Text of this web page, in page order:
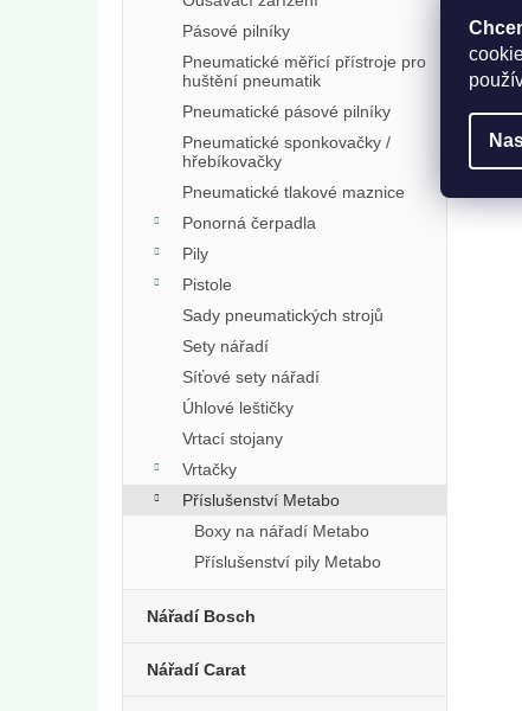
Pásové pilníky
Pneumatické měřicí přístroje pro
huštění pneumatik
Pneumatické pásové pilníky
Pneumatické sponkovačky /
hřebíkovačky
Pneumatické tlakové maznice
Ponorná čerpadla
Pily
Pistole
Sady pneumatických strojů
Sety nářadí
Síťové sety nářadí
Úhlové leštičky
Vrtací stojany
Vrtačky
Příslušenství Metabo
Boxy na nářadí Metabo
Příslušenství pily Metabo
Nářadí Bosch
Nářadí Carat